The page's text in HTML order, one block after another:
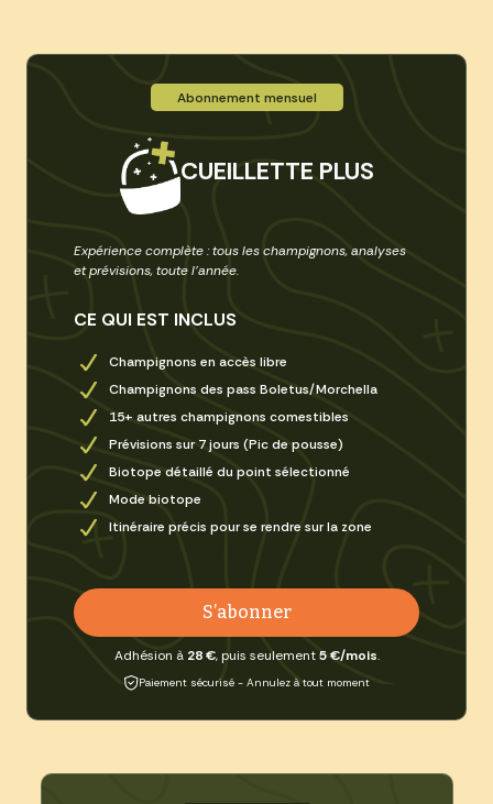
Abonnement mensuel
CUEILLETTE PLUS
Expérience complète : tous les champignons, analyses
et prévisions, toute l’année.
CE QUI EST INCLUS
Champignons en accès libre
Champignons des pass Boletus/Morchella
15+ autres champignons comestibles
Prévisions sur 7 jours (Pic de pousse)
Biotope détaillé du point sélectionné
Mode biotope
Itinéraire précis pour se rendre sur la zone
S’abonner
Adhésion à 28 €, puis seulement5 €/mois.
Paiement sécurisé - Annulez à tout moment